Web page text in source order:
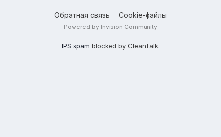
Обратная связь Cookie-файлы
Powered by Invision Community
IPS spam blocked by CleanTalk.